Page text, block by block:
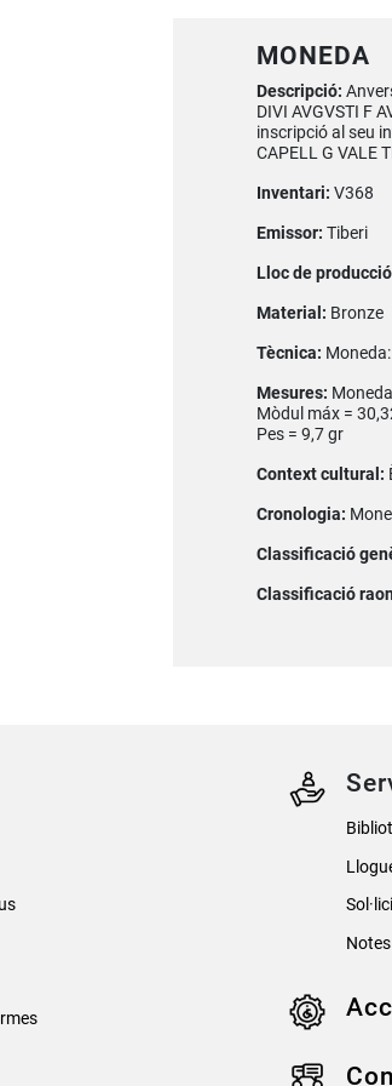
MONEDA
Descripció:
DIVI AVGVSTI F
inscripció al seu
CAPELL G VALE
Inventari: V368
Emissor: Tiberi
Lloc de
Material: Bronze
Tècnica:
Mesures:
Mòdul máx =
Pes = 9,7 gr
Context cultural:
Cronologia:
Classificació
Classificació